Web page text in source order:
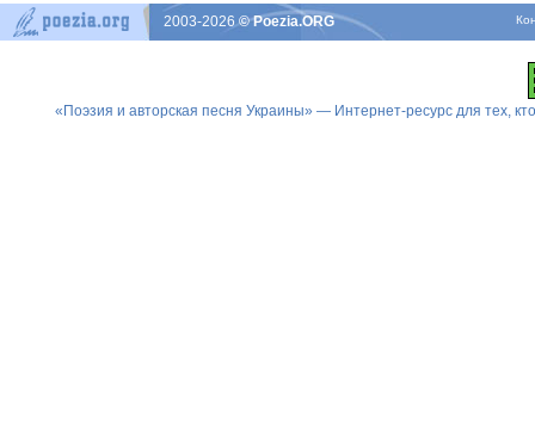
2003-2026© Poezia.ORG
«Поэзия и авторская песня Украины» — Интернет-ресурс для тех,